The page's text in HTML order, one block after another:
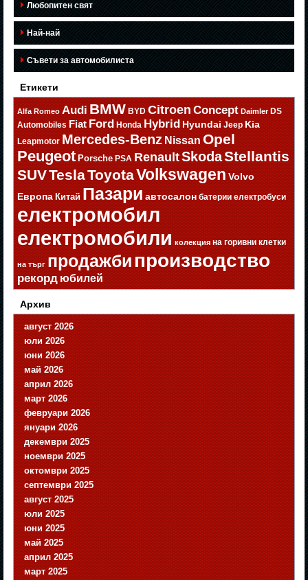
Любопитен свят
Най-най
Съвети за автомобилиста
Етикети
Alfa Romeo Audi BMW BYD Citroen Concept Daimler DS
Automobiles Fiat Ford Honda Hybrid Hyundai Jeep Kia
Leapmotor Mercedes-Benz Nissan Opel
Peugeot Porsche PSA RenaultSkodaStellantis
SUVTeslaToyotaVolkswagen Volvo
Европа Китай Пазари автосалон батерии електробуси
електромобил
електромобили колекция на горивни клетки
на търг продажбипроизводство
рекорд юбилей
Архив
август 2026
юли 2026
юни 2026
май 2026
април 2026
март 2026
февруари 2026
януари 2026
декември 2025
ноември 2025
октомври 2025
септември 2025
август 2025
юли 2025
юни 2025
май 2025
април 2025
март 2025